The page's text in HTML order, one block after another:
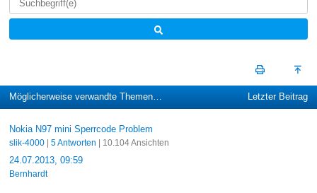
Möglicherweise verwandte Themen… Letzter Beitrag
Nokia N97 mini Sperrcode Problem
slik-4000| 5 Antworten | 10.104 Ansichten
24.07.2013, 09:59
Bernhardt